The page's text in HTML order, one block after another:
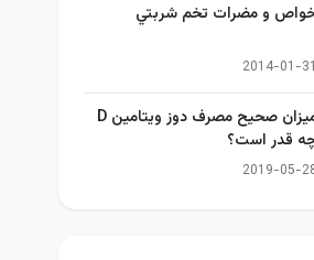
و مضرات تخم شربتي
2014-01-31
میزان صحیح مصرف دوز ویتامین D
قدر است؟
2019-05-